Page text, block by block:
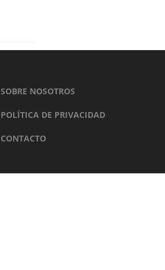
SOBRE NOSOTROS
POLÍTICA DE PRIVACIDAD
CONTACTO